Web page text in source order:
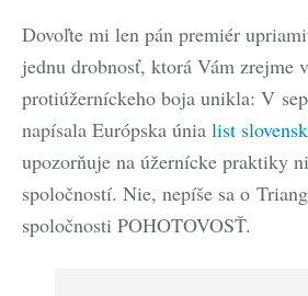
Dovoľte mi len pán premiér
jednu drobnosť, ktorá Vám zrejme
protiúžerníckeho boja unikla: V
napísala Európska únia list
upozorňuje na úžernícke praktiky
spoločností. Nie, nepíše sa o
spoločnosti POHOTOVOSŤ.